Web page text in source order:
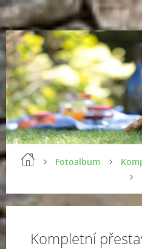
Fotoalbum
Kompletní